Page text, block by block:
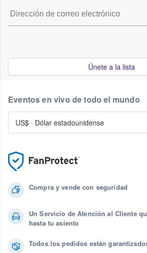
Únete a la lista
Compra y vende con seguridad
Un Servicio de Atención al Cliente
hasta tu asiento
Todos los pedidos están
Eventos en vivo de todo el mundo
US$ · Dólar estadounidense